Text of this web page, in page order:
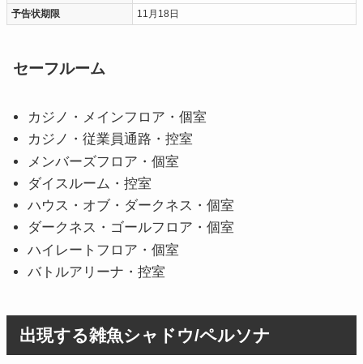
予告状期限
11月18日
セーフルーム
カジノ・メインフロア・個室
カジノ・従業員通路・控室
メンバーズフロア・個室
ダイスルーム・控室
ハウス・オブ・ダークネス・個室
ダークネス・ゴールフロア・個室
ハイレートフロア・個室
バトルアリーナ・控室
出現する雑魚シャドウ/ペルソナ